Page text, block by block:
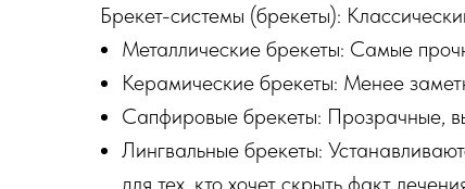
Брекет-системы (брекеты):
Металлические брекеты: Самые
Керамические брекеты: Менее
Сапфировые брекеты: Прозрачные,
Лингвальные брекеты:
для тех, кто хочет скрыть факт